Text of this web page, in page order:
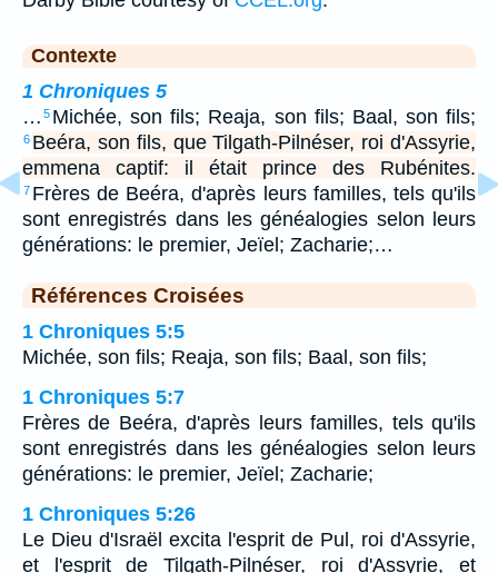
Contexte
1 Chroniques 5
… 5 Michée, son fils; Reaja, son fils; Baal, son fils;
6 Beéra, son fils, que Tilgath-Pilnéser, roi d'Assyrie,
emmena captif: il était prince des Rubénites.
7 Frères de Beéra, d'après leurs familles, tels qu'ils
sont enregistrés dans les généalogies selon leurs
générations: le premier, Jeïel; Zacharie;…
Références Croisées
1 Chroniques 5:5
Michée, son fils; Reaja, son fils; Baal, son fils;
1 Chroniques 5:7
Frères de Beéra, d'après leurs familles, tels qu'ils
sont enregistrés dans les généalogies selon leurs
générations: le premier, Jeïel; Zacharie;
1 Chroniques 5:26
Le Dieu d'Israël excita l'esprit de Pul, roi d'Assyrie,
et l'esprit de Tilgath-Pilnéser, roi d'Assyrie, et